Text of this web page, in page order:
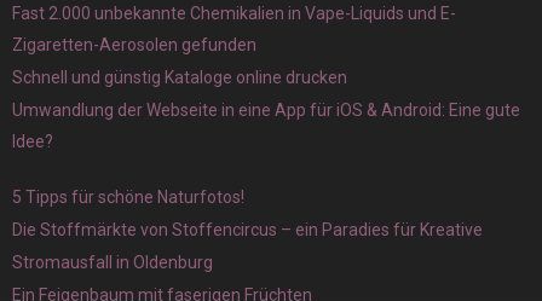
Fast 2.000 unbekannte Chemikalien in Vape-Liquids und E-
Zigaretten-Aerosolen gefunden
Schnell und günstig Kataloge online drucken
Umwandlung der Webseite in eine App für iOS & Android: Eine gute
Idee?
5 Tipps für schöne Naturfotos!
Die Stoffmärkte von Stoffencircus – ein Paradies für Kreative
Stromausfall in Oldenburg
Ein Feigenbaum mit faserigen Früchten